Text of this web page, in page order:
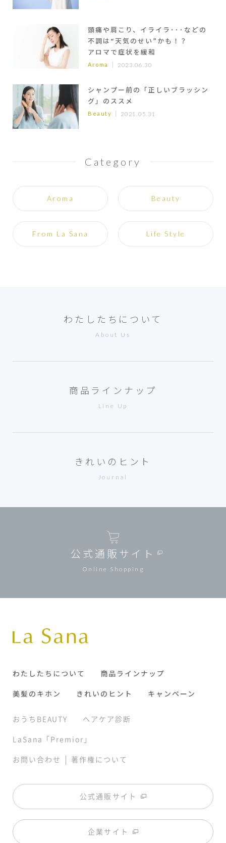
頭痛や肩こり、イライラ･･･などの
不調は“天気のせい”かも！？
アロマで症状を緩和
Aroma 2023.06.30
シャンプー前の「正しいブラッシン
グ」のススメ
Beauty 2021.05.31
Category
Aroma Beauty
From La Sana Life Style
わたしたちについて
About Us
商品ラインナップ
Line Up
きれいのヒント
Journal
公式通販サイト
Online Shopping
わたしたちについて
商品ラインナップ
美髪のキホン
きれいのヒント キャンペーン
おうちBEAUTY
ヘアケア診断
LaSana「Premior」
お問い合わせ | 著作権について
公式通販サイト
企業サイト